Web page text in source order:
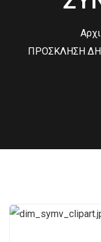
ΠΡΟΣΚΛΗΣΗ